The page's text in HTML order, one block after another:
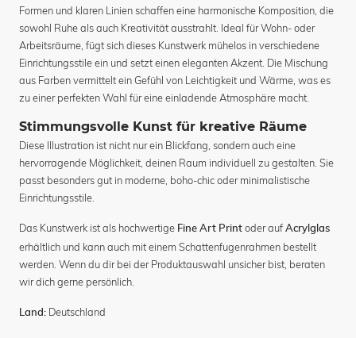
Formen und klaren Linien schaffen eine harmonische Komposition, die
sowohl Ruhe als auch Kreativität ausstrahlt. Ideal für Wohn- oder
Arbeitsräume, fügt sich dieses Kunstwerk mühelos in verschiedene
Einrichtungsstile ein und setzt einen eleganten Akzent. Die Mischung
aus Farben vermittelt ein Gefühl von Leichtigkeit und Wärme, was es
zu einer perfekten Wahl für eine einladende Atmosphäre macht.
Stimmungsvolle Kunst für kreative Räume
Diese Illustration ist nicht nur ein Blickfang, sondern auch eine
hervorragende Möglichkeit, deinen Raum individuell zu gestalten. Sie
passt besonders gut in moderne, boho-chic oder minimalistische
Einrichtungsstile.
Das Kunstwerk ist als hochwertige Fine Art Print oder auf Acrylglas
erhältlich und kann auch mit einem Schattenfugenrahmen bestellt
werden. Wenn du dir bei der Produktauswahl unsicher bist, beraten
wir dich gerne persönlich.
Land: Deutschland